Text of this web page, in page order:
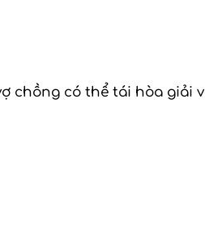
chồng có thể tái hòa giải